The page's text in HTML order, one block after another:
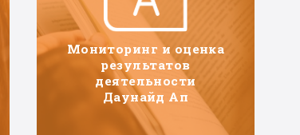
Мониторинг и оценка
результатов
деятельности
Даунайд Ап